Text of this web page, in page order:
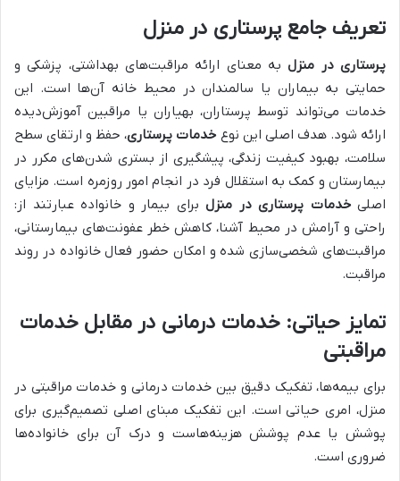
تعریف جامع پرستاری در منزل
پرستاری در منزلبه معنای ارائه مراقبت‌های بهداشتی، پزشکی و
حمایتی به بیماران یا سالمندان در محیط خانه آن‌ها است. این
خدمات می‌تواند توسط پرستاران، بهیاران یا مراقبین آموزش‌دیده
ارائه شود. هدف اصلی این نوع خدمات پرستاری، حفظ و ارتقای سطح
سلامت، بهبود کیفیت زندگی، پیشگیری از بستری شدن‌های مکرر در
بیمارستان و کمک به استقلال فرد در انجام امور روزمره است. مزایای
اصلیخدمات پرستاری در منزل برای بیمار و خانواده عبارتند از:
راحتی و آرامش در محیط آشنا، کاهش خطر عفونت‌های بیمارستانی،
مراقبت‌های شخصی‌سازی شده و امکان حضور فعال خانواده در روند
مراقبت.
تمایز حیاتی: خدمات درمانی در مقابل خدمات
مراقبتی
برای بیمه‌ها، تفکیک دقیق بین خدمات درمانی و خدمات مراقبتی در
منزل، امری حیاتی است. این تفکیک مبنای اصلی تصمیم‌گیری برای
پوشش یا عدم پوشش هزینه‌هاست و درک آن برای خانواده‌ها
ضروری است.